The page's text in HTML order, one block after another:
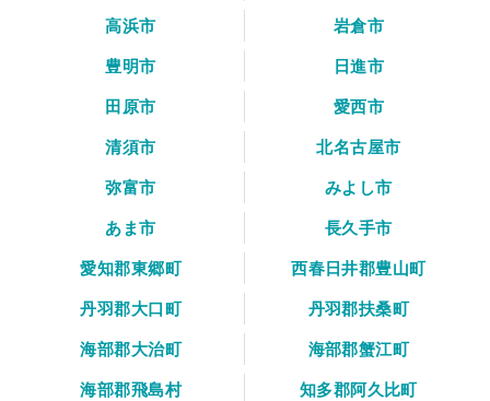
高浜市
岩倉市
豊明市
日進市
田原市
愛西市
清須市
北名古屋市
弥富市
みよし市
あま市
長久手市
愛知郡東郷町
西春日井郡豊山町
丹羽郡大口町
丹羽郡扶桑町
海部郡大治町
海部郡蟹江町
海部郡飛島村
知多郡阿久比町